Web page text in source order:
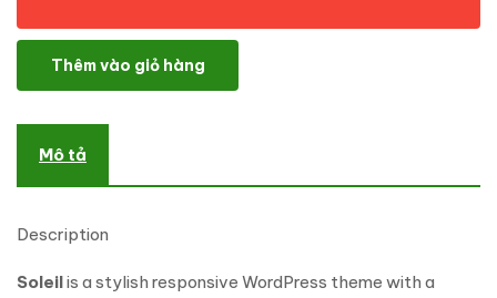
Soleil - Solar Panels WordPress Theme số lượng
Thêm vào giỏ hàng
Mô tả
Description
Soleilis a stylish responsive WordPress theme with a